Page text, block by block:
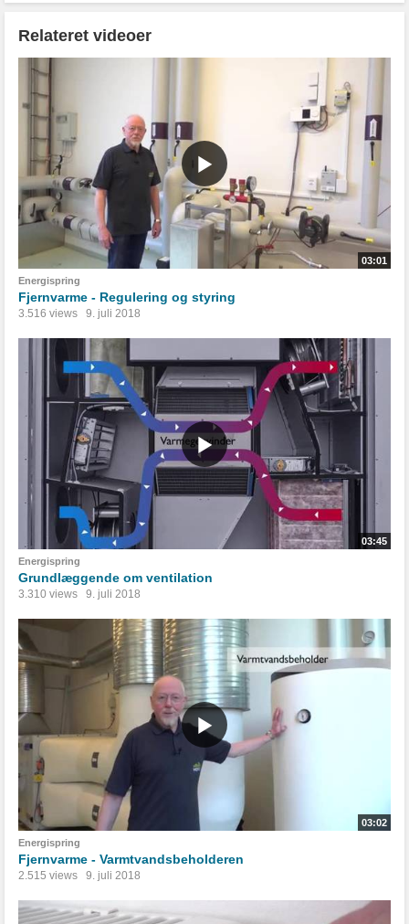
Relateret videoer
03:01
Energispring
Fjernvarme - Regulering og styring
3.516 views 9. juli 2018
03:45
Energispring
Grundlæggende om ventilation
3.310 views 9. juli 2018
03:02
Energispring
Fjernvarme - Varmtvandsbeholderen
2.515 views 9. juli 2018